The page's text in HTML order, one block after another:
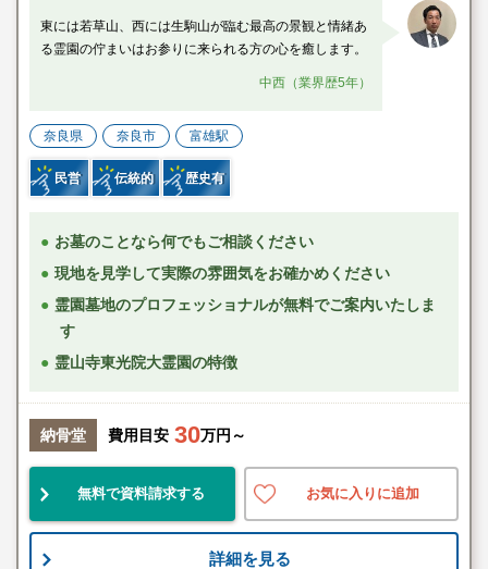
東には若草山、西には生駒山が臨む最高の景観と情緒あ
る霊園の佇まいはお参りに来られる方の心を癒します。
中西（業界歴5年）
奈良県 奈良市 富雄駅
民営 伝統的 歴史有
お墓のことなら何でもご相談ください
現地を見学して実際の雰囲気をお確かめください
霊園墓地のプロフェッショナルが無料でご案内いたしま
す
霊山寺東光院大霊園の特徴
納骨堂 費用目安 30万円～
無料で資料請求する お気に入りに追加
詳細を見る